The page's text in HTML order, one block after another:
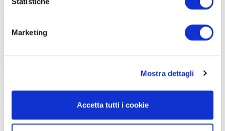
Marketing
Mostra dettagli
Accetta tutti i cookie
documentario sul ciclismo, ma una vera e propria celebrazione
dello spirito umano, della natura e della passione per le due ruote.
Attraverso immagini mozzafiato, e testimonianze autentiche, il